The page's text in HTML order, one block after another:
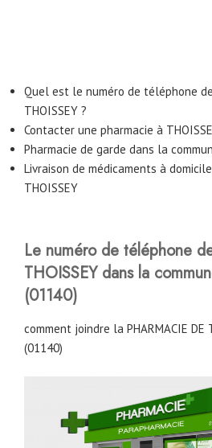
Quel est le numéro de téléphone
THOISSEY ?
Contacter une pharmacie à
Pharmacie de garde dans la
Livraison de médicaments à
THOISSEY
Le numéro de téléphone
THOISSEY dans la
(01140)
comment joindre la PHARMACIE DE
(01140)